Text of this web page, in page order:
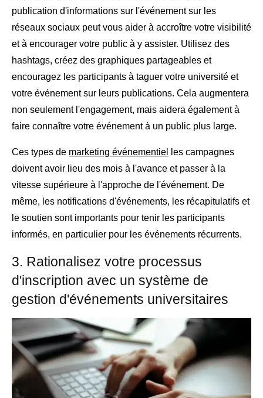
publication d'informations sur l'événement sur les
réseaux sociaux peut vous aider à accroître votre visibilité
et à encourager votre public à y assister. Utilisez des
hashtags, créez des graphiques partageables et
encouragez les participants à taguer votre université et
votre événement sur leurs publications. Cela augmentera
non seulement l'engagement, mais aidera également à
faire connaître votre événement à un public plus large.
Ces types de marketing événementiel
les campagnes
doivent avoir lieu des mois à l'avance et passer à la
vitesse supérieure à l'approche de l'événement. De
même, les notifications d'événements, les récapitulatifs et
le soutien sont importants pour tenir les participants
informés, en particulier pour les événements récurrents.
3. Rationalisez votre processus
d'inscription avec un système de
gestion d'événements universitaires